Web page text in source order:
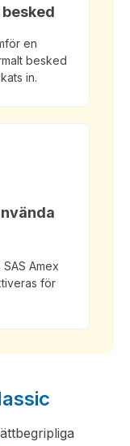
en
besked
in.
Amex
för